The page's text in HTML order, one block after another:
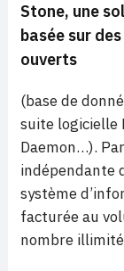
Stone, une
basée sur
ouverts
(base de
suite logicielle
Daemon…).
indépendante
système
facturée au
nombre illimité